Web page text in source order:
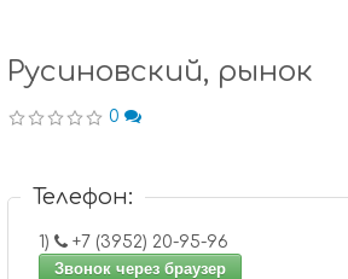
Русиновский, рынок
0
Телефон:
1)
+7 (3952) 20-95-96
Звонок через браузер